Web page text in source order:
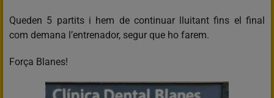
Queden 5 partits i hem de continuar lluitant fins el final
com demana l’entrenador, segur que ho farem.
Força Blanes!